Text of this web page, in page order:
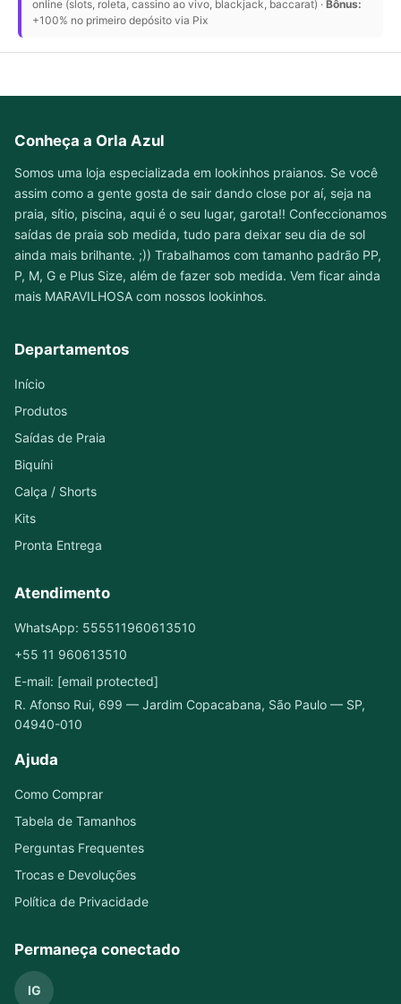
online (slots, roleta, cassino ao vivo, blackjack, baccarat) · Bônus:
+100% no primeiro depósito via Pix
Conheça a Orla Azul
Somos uma loja especializada em lookinhos praianos. Se você
assim como a gente gosta de sair dando close por aí, seja na
praia, sítio, piscina, aqui é o seu lugar, garota!! Confeccionamos
saídas de praia sob medida, tudo para deixar seu dia de sol
ainda mais brilhante. ;)) Trabalhamos com tamanho padrão PP,
P, M, G e Plus Size, além de fazer sob medida. Vem ficar ainda
mais MARAVILHOSA com nossos lookinhos.
Departamentos
Início
Produtos
Saídas de Praia
Biquíni
Calça / Shorts
Kits
Pronta Entrega
Atendimento
WhatsApp: 555511960613510
+55 11 960613510
E-mail: [email protected]
R. Afonso Rui, 699 — Jardim Copacabana, São Paulo — SP,
04940-010
Ajuda
Como Comprar
Tabela de Tamanhos
Perguntas Frequentes
Trocas e Devoluções
Política de Privacidade
Permaneça conectado
IG